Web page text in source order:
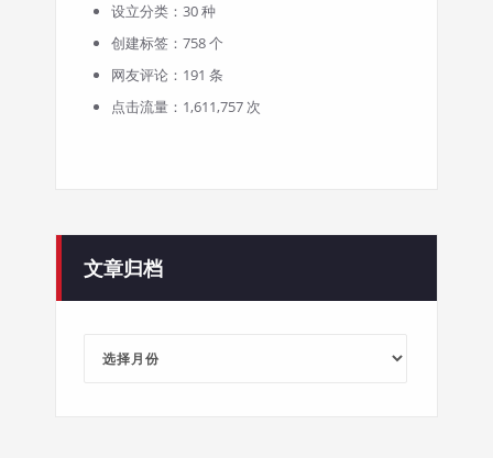
设立分类：30 种
创建标签：758 个
网友评论：191 条
点击流量：1,611,757 次
文章归档